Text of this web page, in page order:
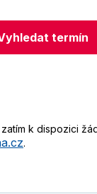
termín
k dispozici
.